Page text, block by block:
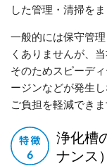
した管理・清掃を
一般的には保守管
くありませんが、
そのためスピーデ
ージンなどが発生
ご負担を軽減できま
浄化槽
ナンス